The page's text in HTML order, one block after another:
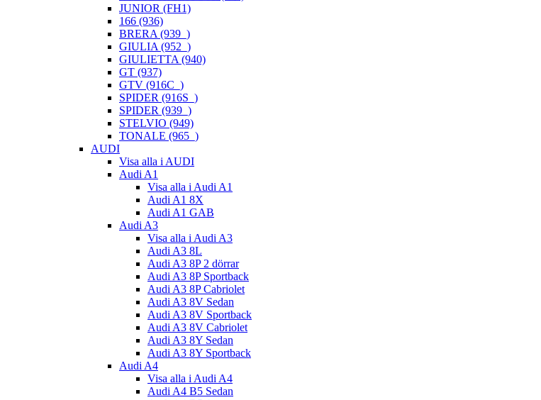
JUNIOR (FH1)
166 (936)
BRERA (939_)
GIULIA (952_)
GIULIETTA (940)
GT (937)
GTV (916C_)
SPIDER (916S_)
SPIDER (939_)
STELVIO (949)
TONALE (965_)
AUDI
Visa alla i AUDI
Audi A1
Visa alla i Audi A1
Audi A1 8X
Audi A1 GAB
Audi A3
Visa alla i Audi A3
Audi A3 8L
Audi A3 8P 2 dörrar
Audi A3 8P Sportback
Audi A3 8P Cabriolet
Audi A3 8V Sedan
Audi A3 8V Sportback
Audi A3 8V Cabriolet
Audi A3 8Y Sedan
Audi A3 8Y Sportback
Audi A4
Visa alla i Audi A4
Audi A4 B5 Sedan